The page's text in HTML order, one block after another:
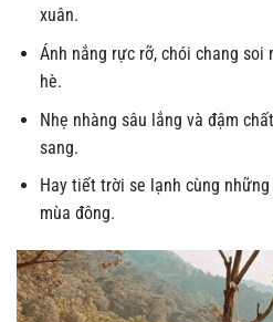
xuân.
Ánh nắng rực rỡ, chói chang soi
hè.
Nhẹ nhàng sâu lắng và đậm
sang.
Hay tiết trời se lạnh cùng
mùa đông.